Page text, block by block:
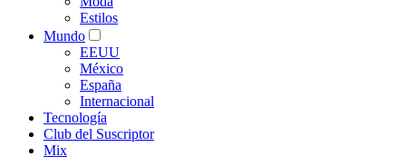
Estilos
Mundo
EEUU
México
España
Internacional
Tecnología
Club del Suscriptor
Mix